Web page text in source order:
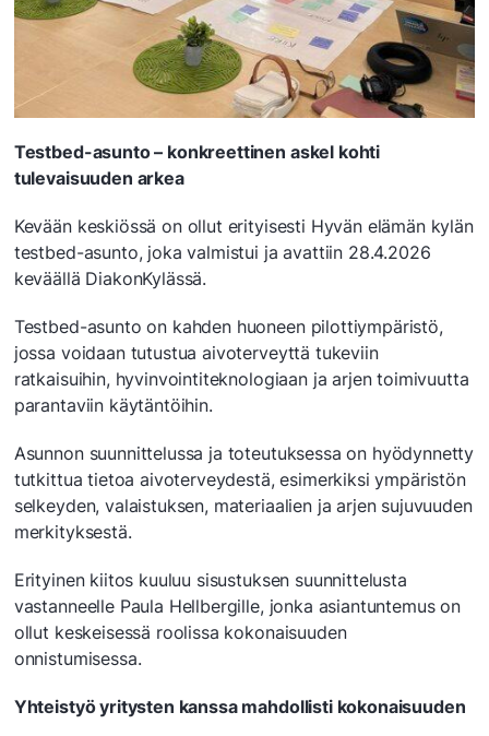
Testbed-asunto – konkreettinen askel kohti
tulevaisuuden arkea
Kevään keskiössä on ollut erityisesti Hyvän elämän kylän
testbed-asunto, joka valmistui ja avattiin 28.4.2026
keväällä DiakonKylässä.
Testbed-asunto on kahden huoneen pilottiympäristö,
jossa voidaan tutustua aivoterveyttä tukeviin
ratkaisuihin, hyvinvointiteknologiaan ja arjen toimivuutta
parantaviin käytäntöihin.
Asunnon suunnittelussa ja toteutuksessa on hyödynnetty
tutkittua tietoa aivoterveydestä, esimerkiksi ympäristön
selkeyden, valaistuksen, materiaalien ja arjen sujuvuuden
merkityksestä.
Erityinen kiitos kuuluu sisustuksen suunnittelusta
vastanneelle Paula Hellbergille, jonka asiantuntemus on
ollut keskeisessä roolissa kokonaisuuden
onnistumisessa.
Yhteistyö yritysten kanssa mahdollisti kokonaisuuden